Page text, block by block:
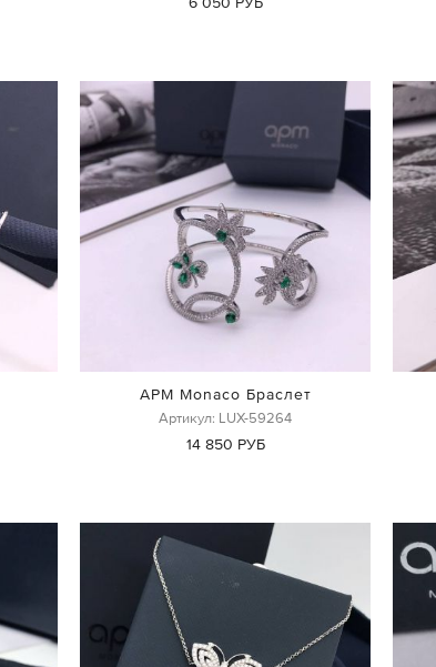
APM Monaco Браслет
Артикул: LUX-59264
14 850 РУБ